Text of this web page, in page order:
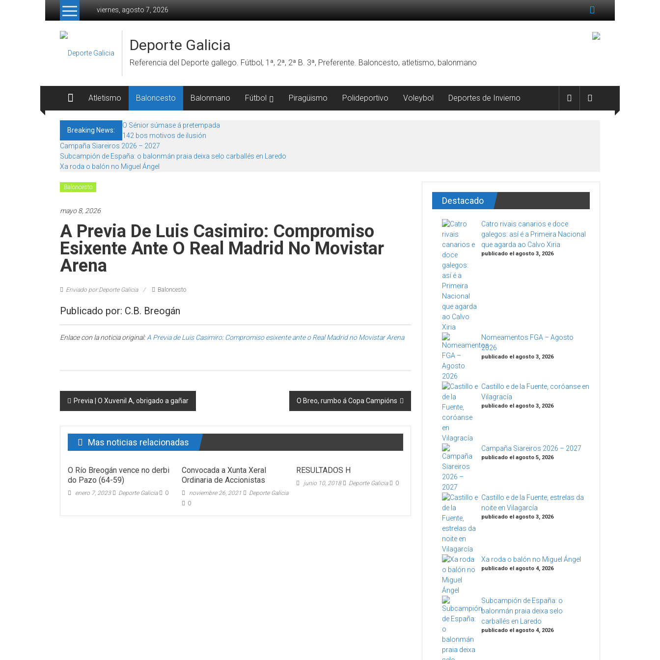
Skip to content
viernes, agosto 7, 2026
Deporte Galicia
Referencia del Deporte gallego. Fútbol, 1ª, 2ª, 2ª B. 3ª, Preferente. Baloncesto, atletismo, balonmano
Atletismo Baloncesto Balonmano Fútbol Piragüismo Polideportivo Voleybol Deportes de Invierno
Breaking News:
O Sénior súmase á pretempada
142 bos motivos de ilusión
Campaña Siareiros 2026 – 2027
Subcampión de España: o balonmán praia deixa selo carballés en Laredo
Xa roda o balón no Miguel Ángel
Baloncesto
mayo 8, 2026
A Previa De Luis Casimiro: Compromiso
Esixente Ante O Real Madrid No Movistar
Arena
Enviado por:Deporte Galicia Baloncesto
Publicado por: C.B. Breogán
Enlace con la noticia original:A Previa de Luis Casimiro: Compromiso esixente ante o Real Madrid no Movistar Arena
Post navigation
Previa | O Xuvenil A, obrigado a gañar O Breo, rumbo á Copa Campións
Mas noticias relacionadas
O Río Breogán vence no derbi
do Pazo (64-59)
enero 7, 2023 Deporte Galicia 0
Convocada a Xunta Xeral
Ordinaria de Accionistas
noviembre 26, 2021
Deporte Galicia
0
RESULTADOS H
junio 10, 2018 Deporte Galicia 0
Destacado
Catro rivais canarios e doce
galegos: así é a Primeira Nacional
que agarda ao Calvo Xiria
publicado el agosto 3, 2026
Nomeamentos FGA – Agosto
2026
publicado el agosto 3, 2026
Castillo e de la Fuente, coróanse en
Vilagracía
publicado el agosto 3, 2026
Campaña Siareiros 2026 – 2027
publicado el agosto 5, 2026
Castillo e de la Fuente, estrelas da
noite en Vilagarcía
publicado el agosto 3, 2026
Xa roda o balón no Miguel Ángel
publicado el agosto 4, 2026
Subcampión de España: o
balonmán praia deixa selo
carballés en Laredo
publicado el agosto 4, 2026